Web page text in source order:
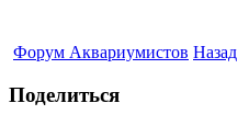
Форум Аквариумистов Назад
Поделиться